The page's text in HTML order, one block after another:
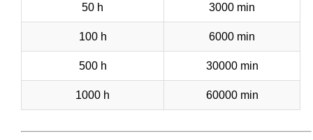
50 h 3000 min
100 h 6000 min
500 h 30000 min
1000 h 60000 min